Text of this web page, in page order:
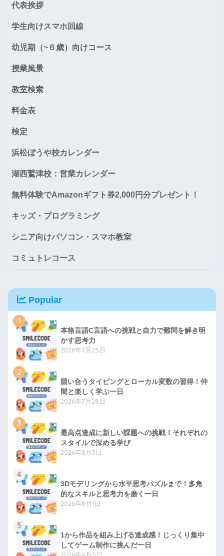
代表挨拶
学生向けスマホ回線
幼児期（~６歳）向けコース
授業風景
教室検索
料金表
検定
浜松ぼうや校カレンダー
湖西鷲津校：営業カレンダー
無料体験でAmazonギフト券2,000円分プレゼント！
キッズ・プログラミング
シニア向けパソコン・スマホ教室
コミュトレコース
Popular
1
本格言語C言語への挑戦と自力で難問を解き明
かす思考力
2026年7月25日
2
競い合うタイピングとローカル変数の習得！仲
間と楽しく学ぶ一日
2026年7月28日
3
最高点達成に新しい課題への挑戦！それぞれの
スタイルで深める学び
2026年8月3日
4
3Dモデリングから水平思考パズルまで！多角
的なスキルと思考力を磨く一日
2026年8月1日
5
1から作品を組み上げる達成感！じっくり集中
してゲーム制作に挑んだ一日